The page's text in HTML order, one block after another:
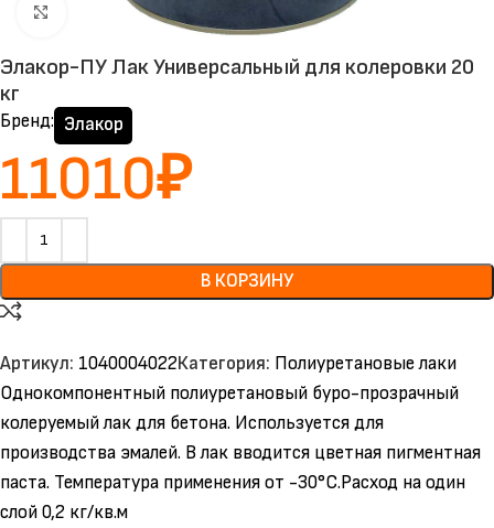
Нажмите, чтобы увеличить
Элакор-ПУ Лак Универсальный для колеровки 20
кг
Бренд: Элакор
11010₽
В КОРЗИНУ
Артикул: 1040004022Категория: Полиуретановые лаки
Однокомпонентный полиуретановый буро-прозрачный
колеруемый лак для бетона. Используется для
производства эмалей. В лак вводится цветная пигментная
паста. Температура применения от -30°С.Расход на один
слой 0,2 кг/кв.м